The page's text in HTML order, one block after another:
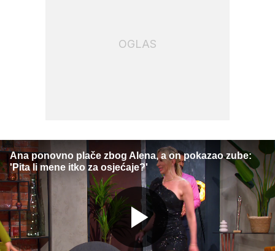
OGLAS
Ana ponovno plače zbog Alena, a on pokazao zube:
'Pita li mene itko za osjećaje?'